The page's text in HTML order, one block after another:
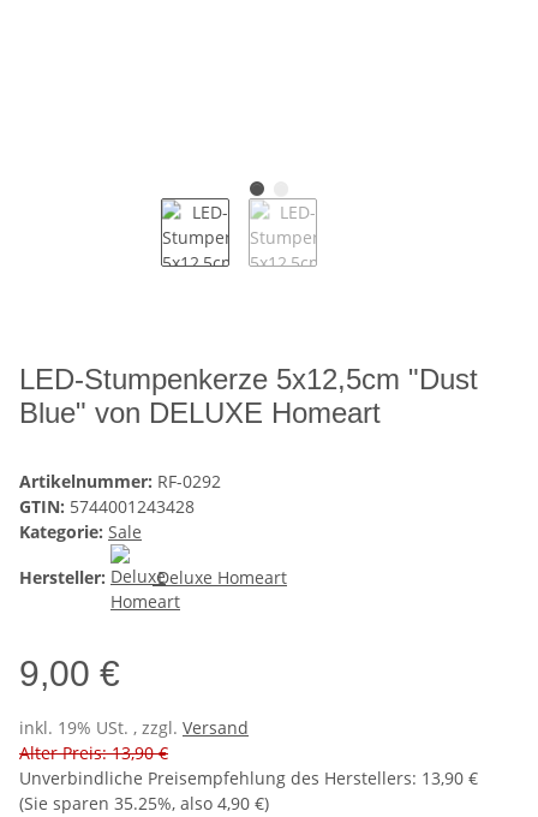
LED-Stumpenkerze 5x12,5cm "Dust
Blue" von DELUXE Homeart
Artikelnummer: RF-0292
GTIN: 5744001243428
Kategorie: Sale
Hersteller:
Deluxe Homeart
9,00 €
inkl. 19% USt. , zzgl. Versand
Alter Preis: 13,90 €
Unverbindliche Preisempfehlung des Herstellers: 13,90 €
(Sie sparen 35.25%, also 4,90 €)